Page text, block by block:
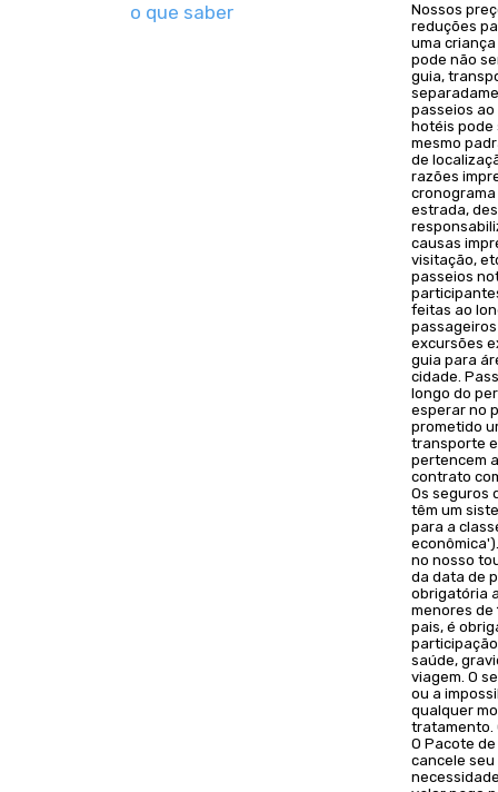
o que saber
Nossos
reduções
uma
pode não
guia,
passeios
hotéis pode
mesmo
de
razões
estrada,
causas
visitação,
passeios
feitas ao
excursões
guia para
cidade.
longo do
esperar no
prometido
transporte
pertencem
contrato
Os seguros
têm um
para a
no nosso
da data de
obrigatória
menores de
pais, é
saúde,
viagem. O
ou a
qualquer
tratamento.
O Pacote
cancele